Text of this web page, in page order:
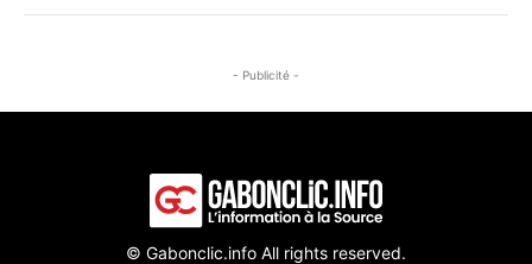
- Publicité -
© Gabonclic.info All rights reserved.